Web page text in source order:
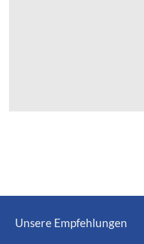
Unsere Empfehlungen